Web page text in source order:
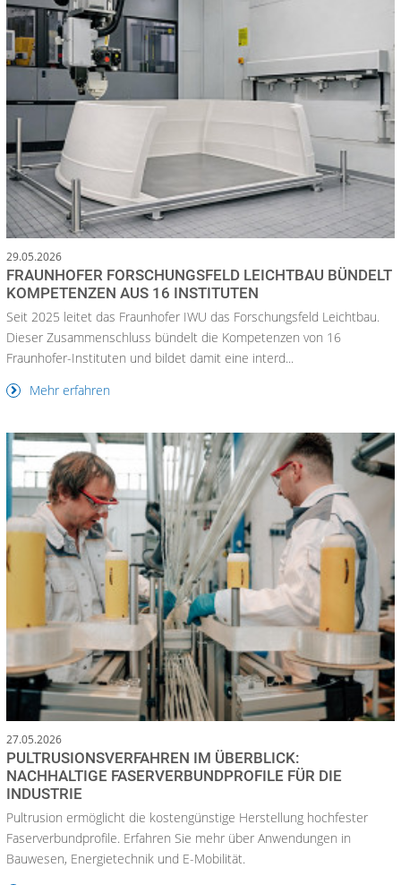
29.05.2026
FRAUNHOFER FORSCHUNGSFELD LEICHTBAU BÜNDELT
KOMPETENZEN AUS 16 INSTITUTEN
Seit 2025 leitet das Fraunhofer IWU das Forschungsfeld Leichtbau.
Dieser Zusammenschluss bündelt die Kompetenzen von 16
Fraunhofer-Instituten und bildet damit eine interd...
Mehr erfahren
27.05.2026
PULTRUSIONSVERFAHREN IM ÜBERBLICK:
NACHHALTIGE FASERVERBUNDPROFILE FÜR DIE
INDUSTRIE
Pultrusion ermöglicht die kostengünstige Herstellung hochfester
Faserverbundprofile. Erfahren Sie mehr über Anwendungen in
Bauwesen, Energietechnik und E-Mobilität.